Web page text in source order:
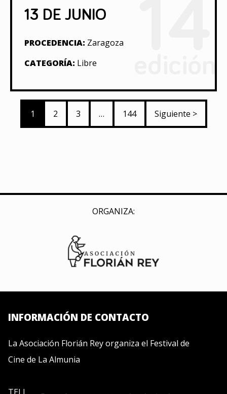
13 DE JUNIO
PROCEDENCIA: Zaragoza
CATEGORÍA: Libre
1 2 3 … 144 Siguiente >
ORGANIZA:
INFORMACIÓN DE CONTACTO
La Asociación Florián Rey organiza el Festival de
Cine de La Almunia